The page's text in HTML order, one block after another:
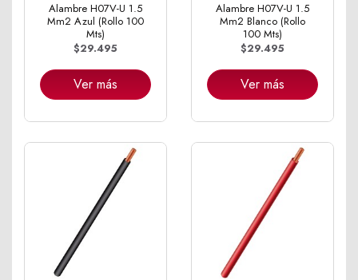
Alambre H07V-U 1.5
Mm2 Azul (Rollo 100
Mts)
$29.495
Ver más
Alambre H07V-U 1.5
Mm2 Blanco (Rollo
100 Mts)
$29.495
Ver más